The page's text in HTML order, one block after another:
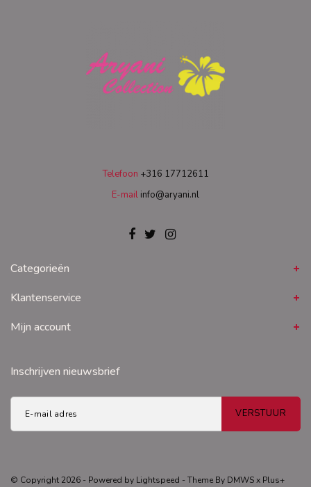
Telefoon +316 17712611
E-mail info@aryani.nl
Categorieën
Klantenservice
Mijn account
Inschrijven nieuwsbrief
VERSTUUR
© Copyright 2026 - Powered by Lightspeed - Theme By DMWSx Plus+